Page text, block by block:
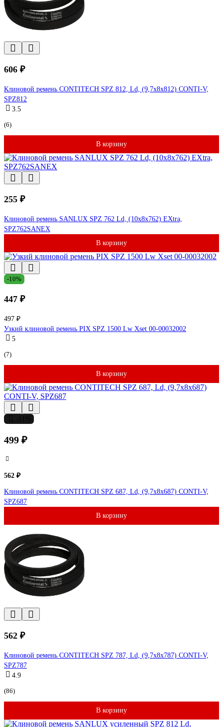
606 ₽
Клиновой ремень CONTITECH SPZ 812, Ld, (9,7x8x812) CONTI-V,
SPZ812
3.5
(6)
В корзину
255 ₽
Клиновой ремень SANLUX SPZ 762 Ld, (10x8x762) EXtra,
SPZ762SANEX
В корзину
-10%
447 ₽
497 ₽
Узкий клиновой ремень PIX SPZ 1500 Lw Xset 00-00032002
5
(7)
В корзину
499 ₽
562 ₽
Клиновой ремень CONTITECH SPZ 687, Ld, (9,7x8x687) CONTI-V,
SPZ687
В корзину
562 ₽
Клиновой ремень CONTITECH SPZ 787, Ld, (9,7x8x787) CONTI-V,
SPZ787
4.9
(86)
В корзину